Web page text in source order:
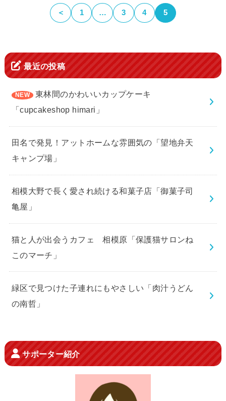
＜ 1 … 3 4 5
最近の投稿
東林間のかわいいカップケーキ
「cupcakeshop himari」
田名で発見！アットホームな雰囲気の「望地弁天
キャンプ場」
相模大野で長く愛され続ける和菓子店「御菓子司
亀屋」
猫と人が出会うカフェ 相模原「保護猫サロンね
このマーチ」
緑区で見つけた子連れにもやさしい「肉汁うどん
の南哲」
サポーター紹介